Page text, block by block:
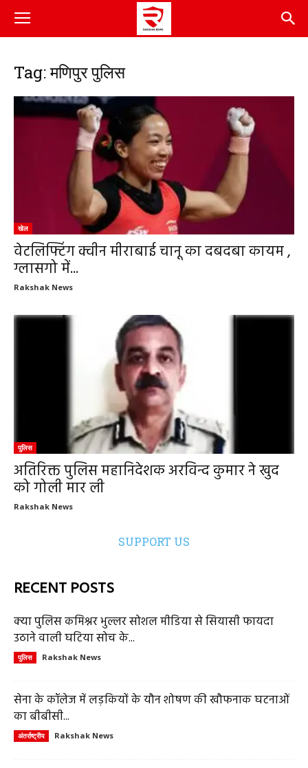
Tag: मणिपुर पुलिस
खेल
वेटलिफ्टिंग क्वीन मीराबाई चानू का दबदबा कायम ,
ग्लासगो में...
Rakshak News
पुलिस
अतिरिक्त पुलिस महानिदेशक अरविन्द कुमार ने खुद
को गोली मार ली
Rakshak News
SUPPORT US
RECENT POSTS
क्या पुलिस कमिश्नर भुल्लर सोशल मीडिया से सियासी फायदा
उठाने वाली घटिया सोच के...
पुलिस Rakshak News
सेना के कॉलेज में लड़कियों के यौन शोषण की खौफनाक घटनाओं
का बीबीसी...
अंतर्राष्ट्रीय Rakshak News